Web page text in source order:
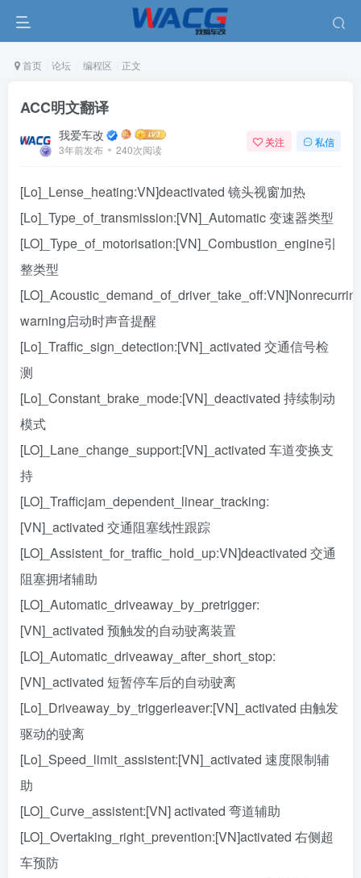
首页 论坛 编程区 正文
ACC明文翻译
我爱车改
3年前发布 240次阅读
关注 私信
[Lo]_Lense_heating:VN]deactivated 镜头视窗加热
[Lo]_Type_of_transmission:[VN]_Automatic 变速器类型
[LO]_Type_of_motorisation:[VN]_Combustion_engine引
整类型
warning启动时声音提醒
[Lo]_Traffic_sign_detection:[VN]_activated 交通信号检
测
[Lo]_Constant_brake_mode:[VN]_deactivated 持续制动
模式
[LO]_Lane_change_support:[VN]_activated 车道变换支
持
[LO]_Trafficjam_dependent_linear_tracking:
[VN]_activated 交通阻塞线性跟踪
[LO]_Assistent_for_traffic_hold_up:VN]deactivated 交通
阻塞拥堵辅助
[LO]_Automatic_driveaway_by_pretrigger:
[VN]_activated 预触发的自动驶离装置
[LO]_Automatic_driveaway_after_short_stop:
[VN]_activated 短暂停车后的自动驶离
[Lo]_Driveaway_by_triggerleaver:[VN]_activated 由触发
驱动的驶离
[Lo]_Speed_limit_assistent:[VN]_activated 速度限制辅
助
[LO]_Curve_assistent:[VN] activated 弯道辅助
[LO]_Overtaking_right_prevention:[VN]activated 右侧超
车预防